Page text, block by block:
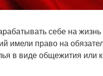
себе на
имели право на
в виде общежития или